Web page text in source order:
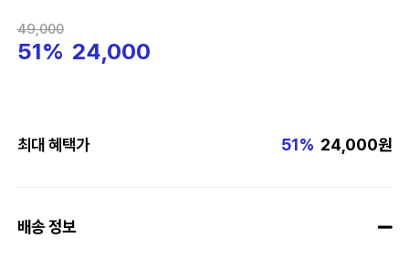
49,000
51% 24,000
최대 혜택가 51% 24,000원
배송 정보